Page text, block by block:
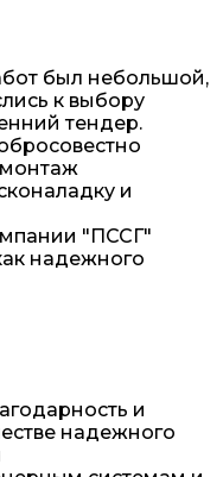
был небольшой,
к выбору
тендер.
и
"ПССГ"
надежного
и
надежного